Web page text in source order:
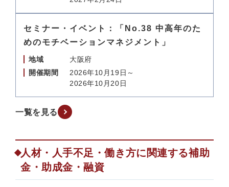
セミナー・イベント：「No.38 中高年のた
めのモチベーションマネジメント」
地域
大阪府
開催期間
2026年10月19日～
2026年10月20日
一覧を見る
人材・人手不足・働き方に関連する補助
金・助成金・融資